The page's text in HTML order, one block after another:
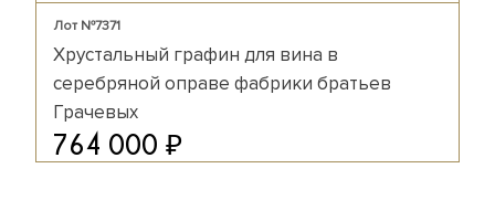
Лот №7371
Хрустальный графин для вина в
серебряной оправе фабрики братьев
Грачевых
764 000 ₽